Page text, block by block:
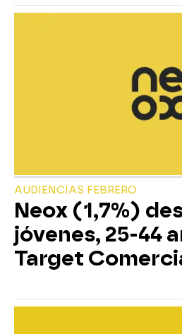
AUDIENCIAS FEBRERO
Neox (1,7%)
jóvenes, 25-44
Target